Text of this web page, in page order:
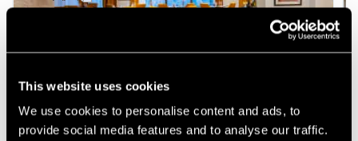
This website uses cookies
We use cookies to personalise content and ads, to
provide social media features and to analyse our traffic.